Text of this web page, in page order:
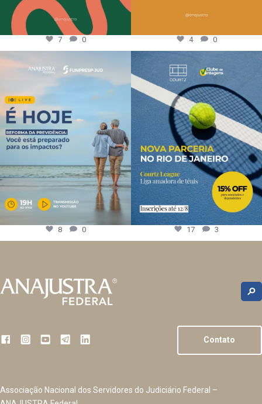
7 0 4 0
8 0 17 3
Contato
Associação Nacional dos Servidores do Judiciário Federal –